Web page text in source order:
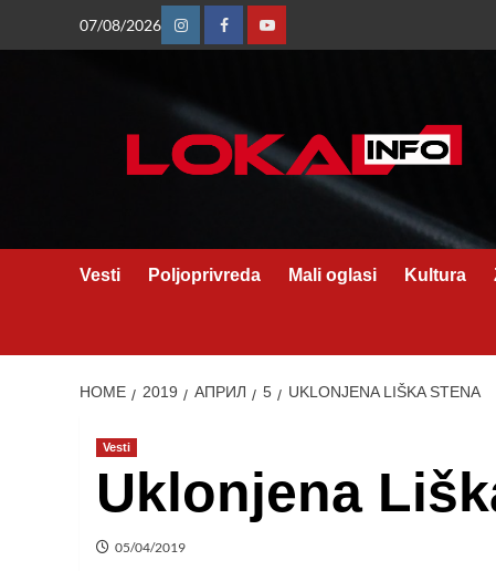
07/08/2026
InstagramFacebookYoutube
Vesti Poljoprivreda Mali oglasi Kultura
HOME 2019 АПРИЛ 5 UKLONJENA LIŠKA STENA
Vesti
Uklonjena
05/04/2019